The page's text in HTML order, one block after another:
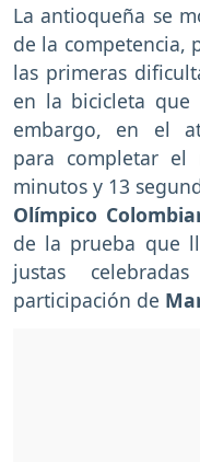
La antioqueña se
de la competencia,
las primeras
en la bicicleta
embargo, en el
para completar el
minutos y 13
Olímpico
de la prueba que
justas
participación de